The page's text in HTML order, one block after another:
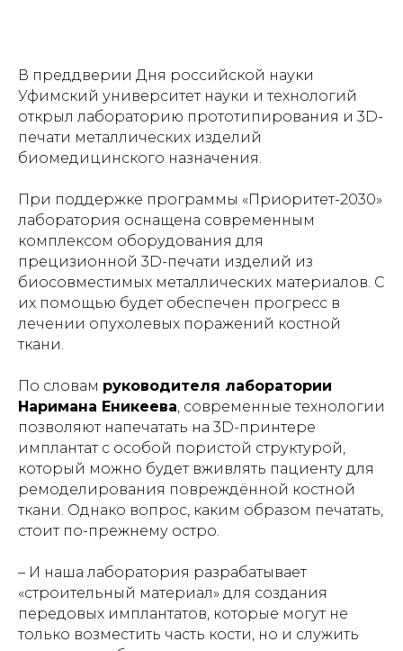
В преддверии Дня российской науки
Уфимский университет науки и технологий
открыл лабораторию прототипирования и 3D-
печати металлических изделий
биомедицинского назначения.
При поддержке программы «Приоритет-2030»
лаборатория оснащена современным
комплексом оборудования для
прецизионной 3D-печати изделий из
биосовместимых металлических материалов. С
их помощью будет обеспечен прогресс в
лечении опухолевых поражений костной
ткани.
По словам руководителя лаборатории
Наримана Еникеева, современные технологии
позволяют напечатать на 3D-принтере
имплантат с особой пористой структурой,
который можно будет вживлять пациенту для
ремоделирования повреждённой костной
ткани. Однако вопрос, каким образом печатать,
стоит по-прежнему остро.
– И наша лаборатория разрабатывает
«строительный материал» для создания
передовых имплантатов, которые могут не
только возместить часть кости, но и служить